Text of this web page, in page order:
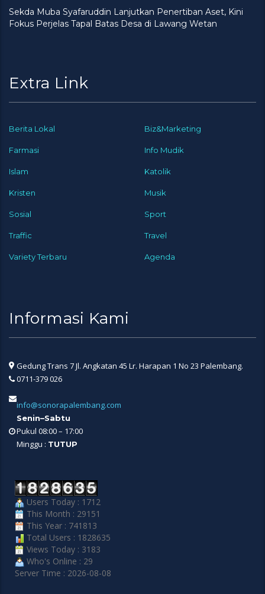
Sekda Muba Syafaruddin Lanjutkan Penertiban Aset, Kini
Fokus Perjelas Tapal Batas Desa di Lawang Wetan
Extra Link
Berita Lokal Biz&Marketing
Farmasi Info Mudik
Islam Katolik
Kristen Musik
Sosial Sport
Traffic Travel
Variety Terbaru Agenda
Informasi Kami
Gedung Trans 7 Jl. Angkatan 45 Lr. Harapan 1 No 23 Palembang.
0711-379 026
info@sonorapalembang.com
Senin–Sabtu
Pukul 08:00 – 17:00
Minggu : TUTUP
Users Today : 1712
This Month : 29151
This Year : 741813
Total Users : 1828635
Views Today : 3183
Who's Online : 29
Server Time : 2026-08-08